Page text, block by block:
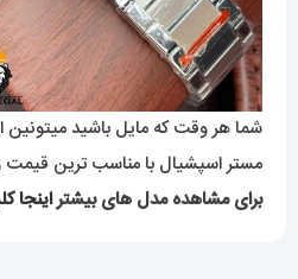
شما هر وقت که مایل باشید میتونین
مستر اسپشیال با مناسب ترین قیمت
برای مشاهده مدل های بیشتراینجا